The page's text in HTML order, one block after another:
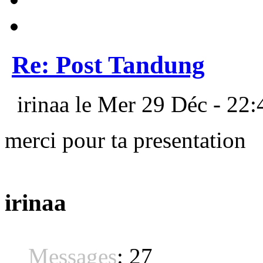
Re: Post Tandung
irinaa le Mer 29 Déc -
merci pour ta presentation
irinaa
Messages: 27